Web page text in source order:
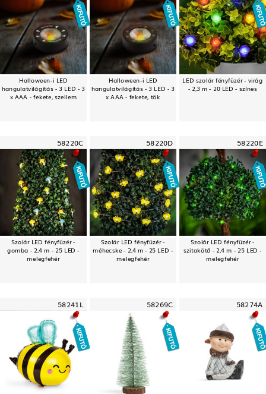
Halloween-i LED
hangulatvilágítás - 3 LED - 3
x AAA - fekete, szellem
Halloween-i LED
hangulatvilágítás - 3 LED - 3
x AAA - fekete, tök
LED szolár fényfüzér - virág
- 2,3 m - 20 LED - színes
58220C
Szolár LED fényfüzér -
gomba - 2,4 m - 25 LED -
melegfehér
58220D
Szolár LED fényfüzér -
méhecske - 2,4 m - 25 LED -
melegfehér
58220E
Szolár LED fényfüzér -
szitakötő - 2,4 m - 25 LED -
melegfehér
58241L 58269C 58274A